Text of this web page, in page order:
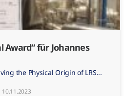
Award“ für Johannes
the Physical Origin of LRS...
10.11.2023